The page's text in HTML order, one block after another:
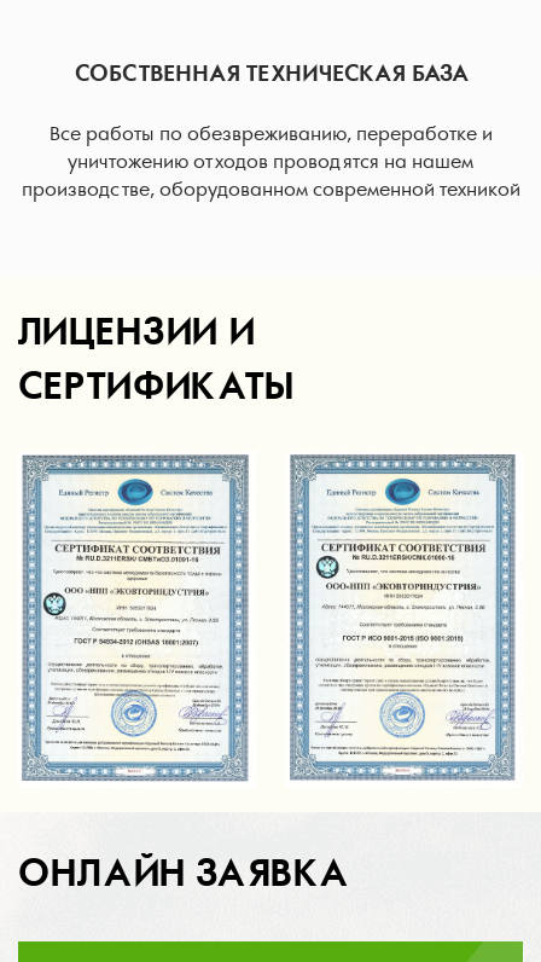
СОБСТВЕННАЯ ТЕХНИЧЕСКАЯ БАЗА
Все работы по обезвреживанию, переработке и
уничтожению отходов проводятся на нашем
производстве, оборудованном современной техникой
ЛИЦЕНЗИИ И
СЕРТИФИКАТЫ
ОНЛАЙН ЗАЯВКА